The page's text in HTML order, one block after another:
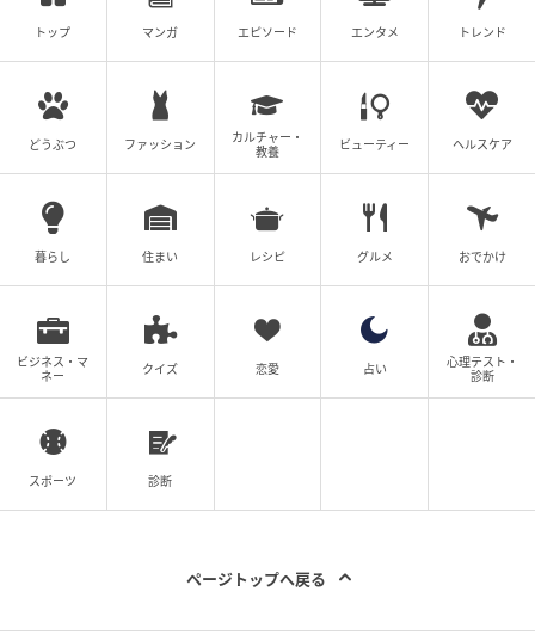
トップ マンガ エピソード エンタメ トレンド
どうぶつ ファッション
カルチャー・
教養
ビューティー ヘルスケア
暮らし 住まい レシピ グルメ おでかけ
ビジネス・マ
ネー
クイズ 恋愛 占い
心理テスト・
診断
スポーツ 診断
ページトップへ戻る